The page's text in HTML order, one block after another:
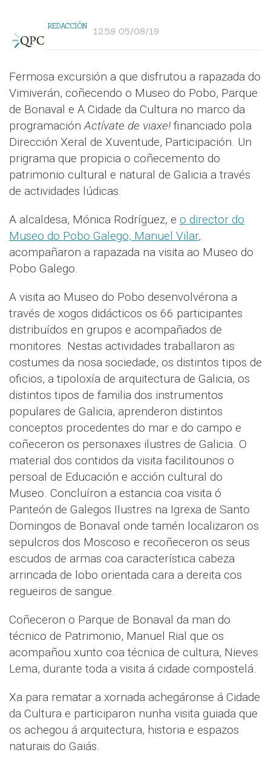
REDACCIÓN 12:59 05/08/19
Fermosa excursión a que disfrutou a rapazada do
Vimiverán, coñecendo o Museo do Pobo, Parque
de Bonaval e A Cidade da Cultura no marco da
programaciónActívate de viaxe! financiado pola
Dirección Xeral de Xuventude, Participación. Un
prigrama que propicia o coñecemento do
patrimonio cultural e natural de Galicia a través
de actividades lúdicas.
A alcaldesa, Mónica Rodríguez, e o director do
Museo do Pobo Galego, Manuel Vilar,
acompañaron a rapazada na visita ao Museo do
Pobo Galego.
A visita ao Museo do Pobo desenvolvérona a
través de xogos didácticos os 66 participantes
distribuídos en grupos e acompañados de
monitores. Nestas actividades traballaron as
costumes da nosa sociedade, os distintos tipos de
oficios, a tipoloxía de arquitectura de Galicia, os
distintos tipos de familia dos instrumentos
populares de Galicia, aprenderon distintos
conceptos procedentes do mar e do campo e
coñeceron os personaxes ilustres de Galicia. O
material dos contidos da visita facilitounos o
persoal de Educación e acción cultural do
Museo. Concluíron a estancia coa visita ó
Panteón de Galegos Ilustres na Igrexa de Santo
Domingos de Bonaval onde tamén localizaron os
sepulcros dos Moscoso e recoñeceron os seus
escudos de armas coa característica cabeza
arrincada de lobo orientada cara a dereita cos
regueiros de sangue.
Coñeceron o Parque de Bonaval da man do
técnico de Patrimonio, Manuel Rial que os
acompañou xunto coa técnica de cultura, Nieves
Lema, durante toda a visita á cidade compostelá.
Xa para rematar a xornada achegáronse á Cidade
da Cultura e participaron nunha visita guiada que
os achegou á arquitectura, historia e espazos
naturais do Gaiás.